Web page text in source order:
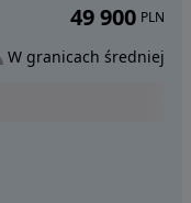
49 900 PLN
W granicach średniej